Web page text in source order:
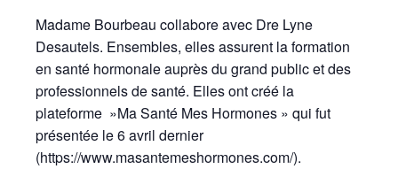
Madame Bourbeau collabore avec Dre Lyne
Desautels. Ensembles, elles assurent la formation
en santé hormonale auprès du grand public et des
professionnels de santé. Elles ont créé la
plateforme »Ma Santé Mes Hormones » qui fut
présentée le 6 avril dernier
(https://www.masantemeshormones.com/).